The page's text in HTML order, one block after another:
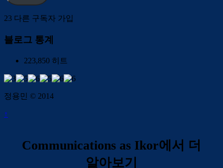
주
소
23 다른 구독자 가입
블로그 통계
223,850 히트
정용민 © 2014
↑
Communications as Ikor에서 더
알아보기